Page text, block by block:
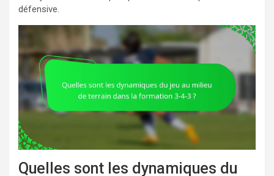
défensive.
Quelles sont les dynamiques du